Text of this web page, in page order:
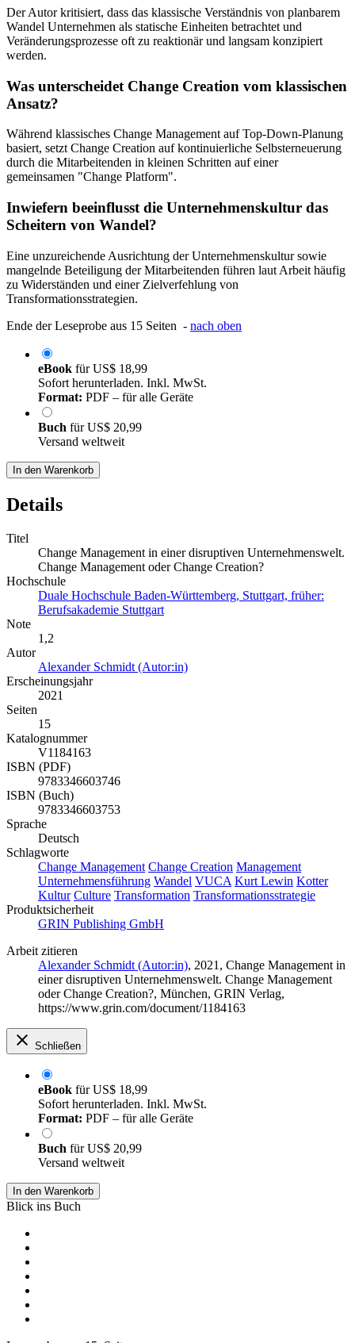
Der Autor kritisiert, dass das klassische Verständnis von planbarem
Wandel Unternehmen als statische Einheiten betrachtet und
Veränderungsprozesse oft zu reaktionär und langsam konzipiert
werden.
Was unterscheidet Change Creation vom klassischen
Ansatz?
Während klassisches Change Management auf Top-Down-Planung
basiert, setzt Change Creation auf kontinuierliche Selbsterneuerung
durch die Mitarbeitenden in kleinen Schritten auf einer
gemeinsamen "Change Platform".
Inwiefern beeinflusst die Unternehmenskultur das
Scheitern von Wandel?
Eine unzureichende Ausrichtung der Unternehmenskultur sowie
mangelnde Beteiligung der Mitarbeitenden führen laut Arbeit häufig
zu Widerständen und einer Zielverfehlung von
Transformationsstrategien.
Ende der Leseprobe aus 15 Seiten - nach oben
eBook fürUS$ 18,99
Sofort herunterladen. Inkl. MwSt.
Format: PDF – für alle Geräte
Buch fürUS$ 20,99
Versand weltweit
In den Warenkorb
Details
Titel
Change Management in einer disruptiven Unternehmenswelt.
Change Management oder Change Creation?
Hochschule
Duale Hochschule Baden-Württemberg, Stuttgart, früher:
Berufsakademie Stuttgart
Note
1,2
Autor
Alexander Schmidt (Autor:in)
Erscheinungsjahr
2021
Seiten
15
Katalognummer
V1184163
ISBN (PDF)
9783346603746
ISBN (Buch)
9783346603753
Sprache
Deutsch
Schlagworte
Change Management Change Creation Management
Unternehmensführung Wandel VUCA Kurt Lewin Kotter
Kultur Culture Transformation Transformationsstrategie
Produktsicherheit
GRIN Publishing GmbH
Arbeit zitieren
Alexander Schmidt (Autor:in), 2021, Change Management in
einer disruptiven Unternehmenswelt. Change Management
oder Change Creation?, München, GRIN Verlag,
https://www.grin.com/document/1184163
Schließen
eBook fürUS$ 18,99
Sofort herunterladen. Inkl. MwSt.
Format: PDF – für alle Geräte
Buch fürUS$ 20,99
Versand weltweit
In den Warenkorb
Blick ins Buch